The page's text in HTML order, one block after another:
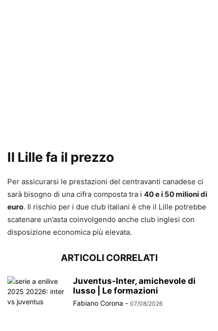
Il Lille fa il prezzo
Per assicurarsi le prestazioni del centravanti canadese ci
sarà bisogno di una cifra composta tra i 40 e i 50 milioni di
euro. Il rischio per i due club italiani è che il Lille potrebbe
scatenare un’asta coinvolgendo anche club inglesi con
disposizione economica più elevata.
ARTICOLI CORRELATI
Juventus-Inter, amichevole di
lusso | Le formazioni
Fabiano Corona - 07/08/2026